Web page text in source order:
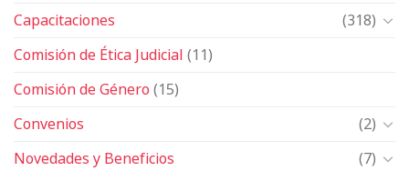
Capacitaciones
(318)
Comisión de Ética Judicial(11)
Comisión de Género(15)
Convenios
(2)
Novedades y Beneficios
(7)